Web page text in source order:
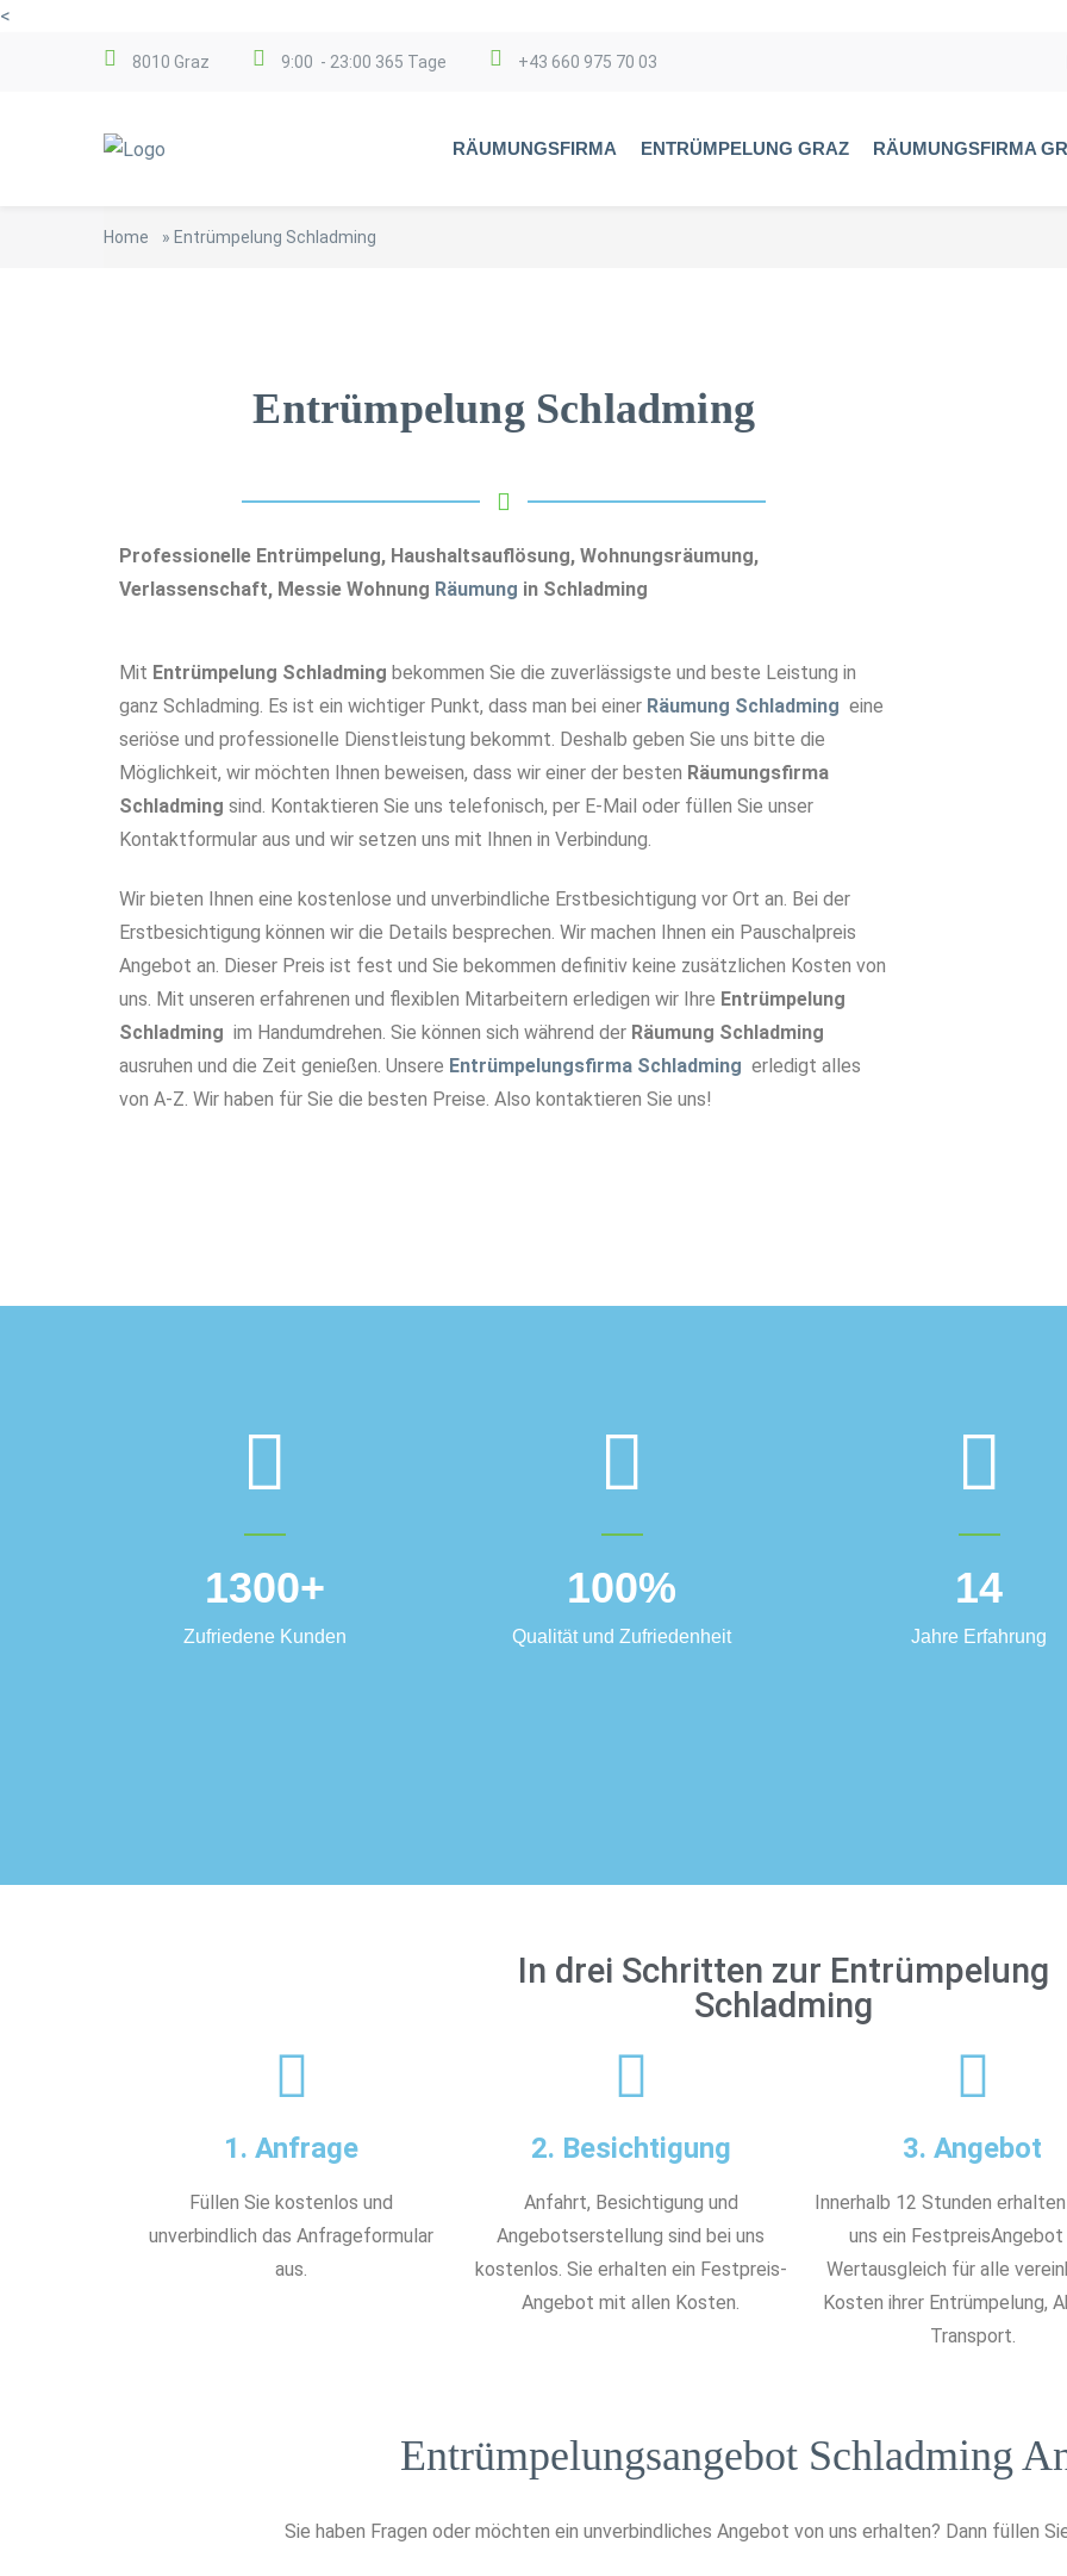
<
8010 Graz 9:00 - 23:00 365 Tage +43 660 975 70 03
RÄUMUNGSFIRMA ENTRÜMPELUNG GRAZ RÄUMUNGSFIRMA
Home » Entrümpelung Schladming
Entrümpelung Schladming
Professionelle Entrümpelung, Haushaltsauflösung, Wohnungsräumung,
Verlassenschaft, Messie Wohnung Räumung in Schladming
Mit Entrümpelung Schladming bekommen Sie die zuverlässigste und beste Leistung in
ganz Schladming. Es ist ein wichtiger Punkt, dass man bei einer Räumung Schladming eine
seriöse und professionelle Dienstleistung bekommt. Deshalb geben Sie uns bitte die
Möglichkeit, wir möchten Ihnen beweisen, dass wir einer der besten Räumungsfirma
Schladming sind. Kontaktieren Sie uns telefonisch, per E-Mail oder füllen Sie unser
Kontaktformular aus und wir setzen uns mit Ihnen in Verbindung.
Wir bieten Ihnen eine kostenlose und unverbindliche Erstbesichtigung vor Ort an. Bei der
Erstbesichtigung können wir die Details besprechen. Wir machen Ihnen ein Pauschalpreis
Angebot an. Dieser Preis ist fest und Sie bekommen definitiv keine zusätzlichen Kosten von
uns. Mit unseren erfahrenen und flexiblen Mitarbeitern erledigen wir Ihre Entrümpelung
Schladming im Handumdrehen. Sie können sich während der Räumung Schladming
ausruhen und die Zeit genießen. Unsere Entrümpelungsfirma Schladming erledigt alles
von A-Z. Wir haben für Sie die besten Preise. Also kontaktieren Sie uns!
1300+
Zufriedene Kunden
100%
Qualität und Zufriedenheit
14
Jahre Erfahrung
In drei Schritten zur Entrümpelung
Schladming
1. Anfrage
Füllen Sie kostenlos und
unverbindlich das Anfrageformular
aus.
2. Besichtigung
Anfahrt, Besichtigung und
Angebotserstellung sind bei uns
kostenlos. Sie erhalten ein Festpreis-
Angebot mit allen Kosten.
3. Angebot
Innerhalb 12 Stunden
uns ein
Wertausgleich für alle
Kosten ihrer Entrümpelung,
Transport.
Entrümpelungsangebot Schladming
Sie haben Fragen oder möchten ein unverbindliches Angebot von uns erhalten? Dann füllen